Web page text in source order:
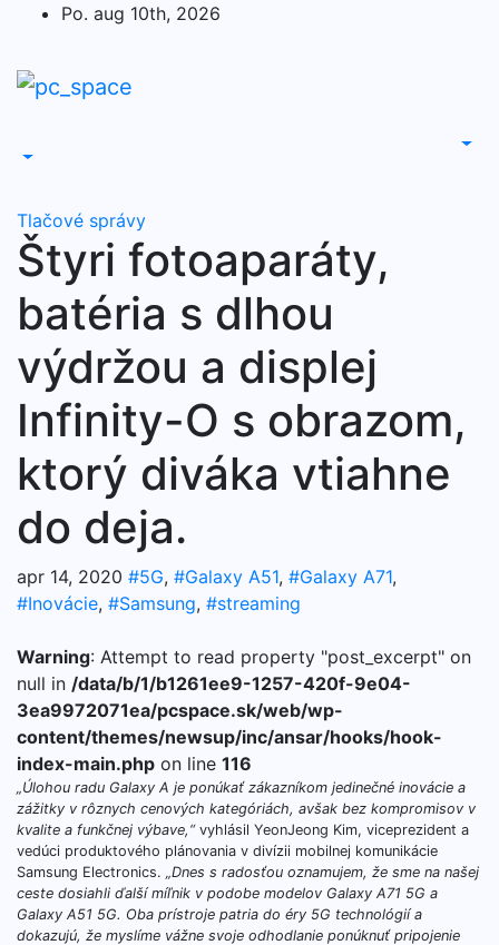
content
Po. aug 10th, 2026
Tlačové správy
Štyri fotoaparáty,
batéria s dlhou
výdržou a displej
Infinity-O s obrazom,
ktorý diváka vtiahne
do deja.
apr 14, 2020 #5G, #Galaxy A51, #Galaxy A71,
#Inovácie, #Samsung, #streaming
Warning: Attempt to read property "post_excerpt" on
null in /data/b/1/b1261ee9-1257-420f-9e04-
3ea9972071ea/pcspace.sk/web/wp-
content/themes/newsup/inc/ansar/hooks/hook-
index-main.php on line 116
„Úlohou radu Galaxy A je ponúkať zákazníkom jedinečné inovácie a
zážitky v rôznych cenových kategóriách, avšak bez kompromisov v
kvalite a funkčnej výbave,“vyhlásil YeonJeong Kim, viceprezident a
vedúci produktového plánovania v divízii mobilnej komunikácie
Samsung Electronics. „Dnes s radosťou oznamujem, že sme na našej
ceste dosiahli ďalší míľnik v podobe modelov Galaxy A71 5G a
Galaxy A51 5G. Oba prístroje patria do éry 5G technológií a
dokazujú, že myslíme vážne svoje odhodlanie ponúknuť pripojenie